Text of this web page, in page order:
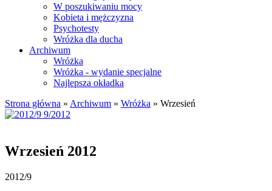
W poszukiwaniu mocy
Kobieta i mężczyzna
Psychotesty
Wróżka dla ducha
Archiwum
Wróżka
Wróżka - wydanie specjalne
Najlepsza okładka
Strona główna » Archiwum » Wróżka » Wrzesień
Wrzesień 2012
2012/9